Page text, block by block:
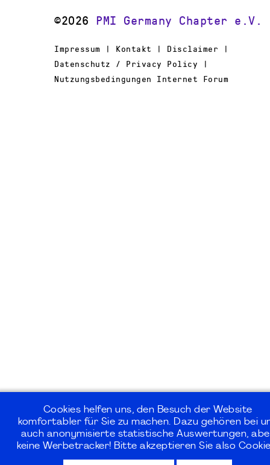
©2026 PMI Germany Chapter e.V.
Impressum | Kontakt | Disclaimer |
Datenschutz / Privacy Policy |
Nutzungsbedingungen Internet Forum
Cookies helfen uns, den Besuch der Website
komfortabler für Sie zu machen. Dazu gehören bei
auch anonymisierte statistische Auswertungen,
keine Werbetracker! Bitte akzeptieren Sie also